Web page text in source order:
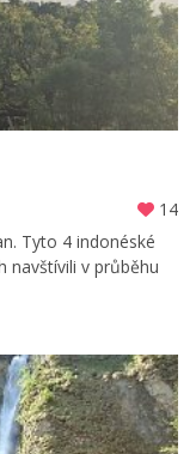
14
Tyto 4 indonéské
navštívili v průběhu